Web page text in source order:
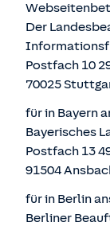
Der
Postfach 10
70025
für in Bayern
Bayerisches
Postfach 13
91504
für in Berlin
Berliner